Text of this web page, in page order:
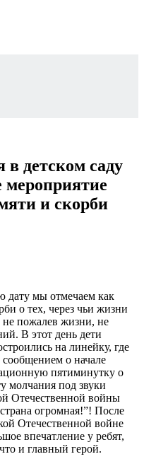
детском саду
мероприятие
и скорби
дату мы отмечаем как
о тех, через чьи жизни
не пожалев жизни, не
В этот день дети
на линейку, где
о начале
пятиминутку о
молчания под звуки
Отечественной войны
огромная!”! После
Отечественной войне
впечатление у ребят,
и главный герой.